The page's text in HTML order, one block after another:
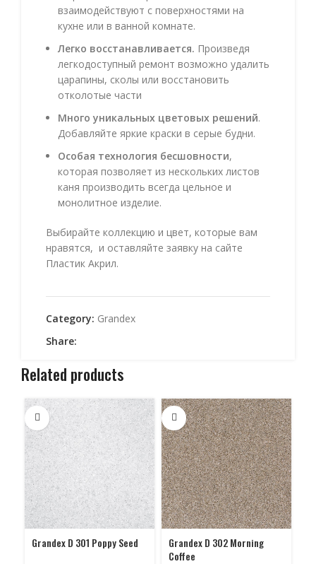
взаимодействуют с поверхностями на
кухне или в ванной комнате.
Легко восстанавливается. Произведя
легкодоступный ремонт возможно удалить
царапины, сколы или восстановить
отколотые части
Много уникальных цветовых решений.
Добавляйте яркие краски в серые будни.
Особая технология бесшовности,
которая позволяет из нескольких листов
каня производить всегда цельное и
монолитное изделие.
Выбирайте коллекцию и цвет, которые вам
нравятся, и оставляйте заявку на сайте
Пластик Акрил.
Category: Grandex
Share:
Related products
Grandex D 301 Poppy Seed
Grandex D 302 Morning
Coffee